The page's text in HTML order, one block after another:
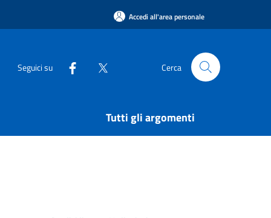
Accedi all'area personale
Seguici su Cerca
Tutti gli argomenti